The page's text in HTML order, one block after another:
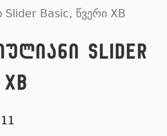
Basic, წვერი XB
Slider